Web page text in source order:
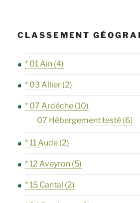
CLASSEMENT
* 01 Ain (4)
* 03 Allier (2)
* 07 Ardèche (10)
07 Hébergement testé (6)
* 11 Aude (2)
* 12 Aveyron (5)
* 15 Cantal (2)